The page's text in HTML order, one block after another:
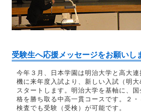
受験生へ応援メッセージをお願いし
今年３月、日本学園は明治大学と高大
機に来年度入試より、新しい入試（明
スタートします。明治大学を基軸に、
格を勝ち取る中高一貫コースです。２
検査でも受験（受検）が可能です。